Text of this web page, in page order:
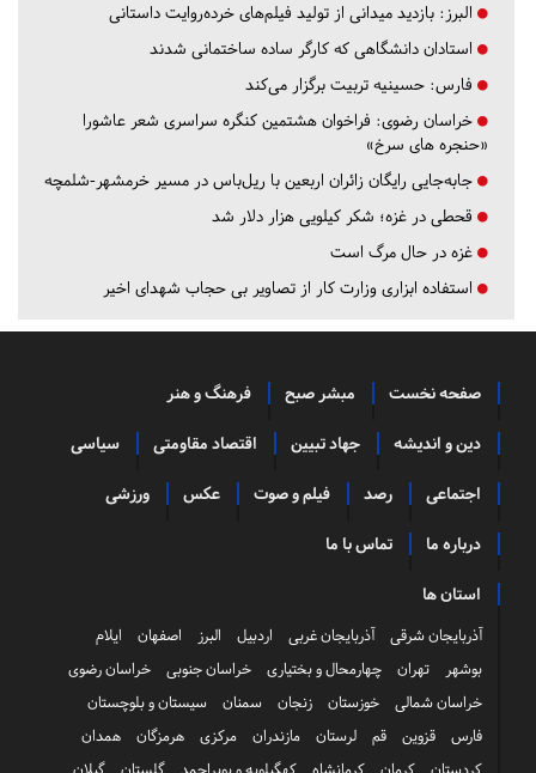
البرز: بازدید میدانی از تولید فیلم‌های خرده‌روایت داستانی
استادان دانشگاهی که کارگر ساده ساختمانی شدند
فارس: حسینیه تربیت برگزار می‌کند
خراسان رضوی: فراخوان هشتمین کنگره سراسری شعر عاشورا
«حنجره های سرخ»
جابه‌جایی رایگان زائران اربعین با ریل‌باس در مسیر خرمشهر-شلمچه
قحطی در غزه؛ شکر کیلویی هزار دلار شد
غزه در حال مرگ است
استفاده ابزاری وزارت کار از تصاویر بی حجاب شهدای اخیر
صفحه نخست مبشر صبح فرهنگ و هنر
دین و اندیشه جهاد تبیین اقتصاد مقاومتی سیاسی
اجتماعی رصد فیلم و صوت عکس ورزشی
درباره ما تماس با ما
استان ها
آذربایجان شرقی آذربایجان غربی اردبیل البرز اصفهان
ایلام
بوشهر
تهران چهارمحال و بختیاری خراسان جنوبی
خراسان رضوی
خراسان شمالی
خوزستان زنجان سمنان
سیستان و بلوچستان
فارس
قزوین قم لرستان مازندران مرکزی هرمزگان
همدان